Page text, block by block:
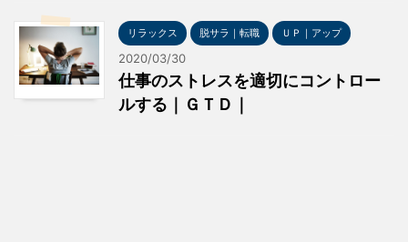
リラックス 脱サラ｜転職 ＵＰ｜アップ
2020/03/30
仕事のストレスを適切にコントロー
ルする｜ＧＴＤ｜